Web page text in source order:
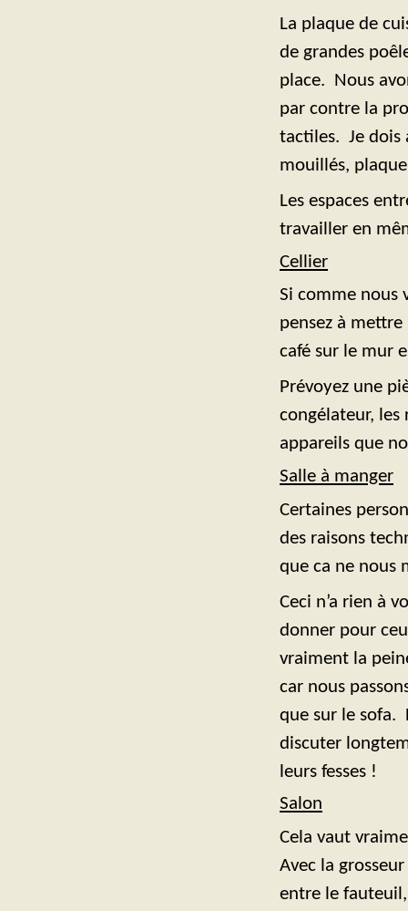
La plaque de
de grandes
place. Nous
par contre la
tactiles. Je dois
mouillés,
Les espaces
travailler en
Cellier
Si comme nous
pensez à
café sur le mur
Prévoyez une
congélateur, les
appareils que
Salle à manger
Certaines
des raisons
que ca ne nous
Ceci n’a rien à
donner pour
vraiment la
car nous
que sur le sofa.
discuter
leurs fesses !
Salon
Cela vaut
Avec la
entre le